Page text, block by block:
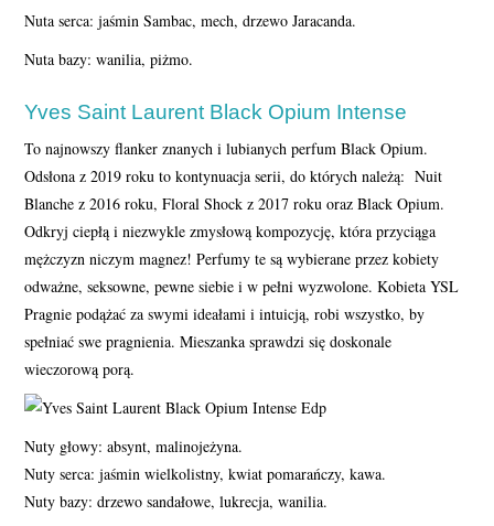
Nuta serca: jaśmin Sambac, mech, drzewo Jaracanda.
Nuta bazy: wanilia, piżmo.
Yves Saint Laurent Black Opium Intense
To najnowszy flanker znanych i lubianych perfum Black Opium.
Odsłona z 2019 roku to kontynuacja serii, do których należą: Nuit
Blanche z 2016 roku, Floral Shock z 2017 roku oraz Black Opium.
Odkryj ciepłą i niezwykle zmysłową kompozycję, która przyciąga
mężczyzn niczym magnez! Perfumy te są wybierane przez kobiety
odważne, seksowne, pewne siebie i w pełni wyzwolone. Kobieta YSL
Pragnie podążać za swymi ideałami i intuicją, robi wszystko, by
spełniać swe pragnienia. Mieszanka sprawdzi się doskonale
wieczorową porą.
Nuty głowy: absynt, malinojeżyna.
Nuty serca: jaśmin wielkolistny, kwiat pomarańczy, kawa.
Nuty bazy: drzewo sandałowe, lukrecja, wanilia.